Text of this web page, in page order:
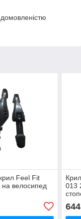
Feel Fit
велосипед
013
644